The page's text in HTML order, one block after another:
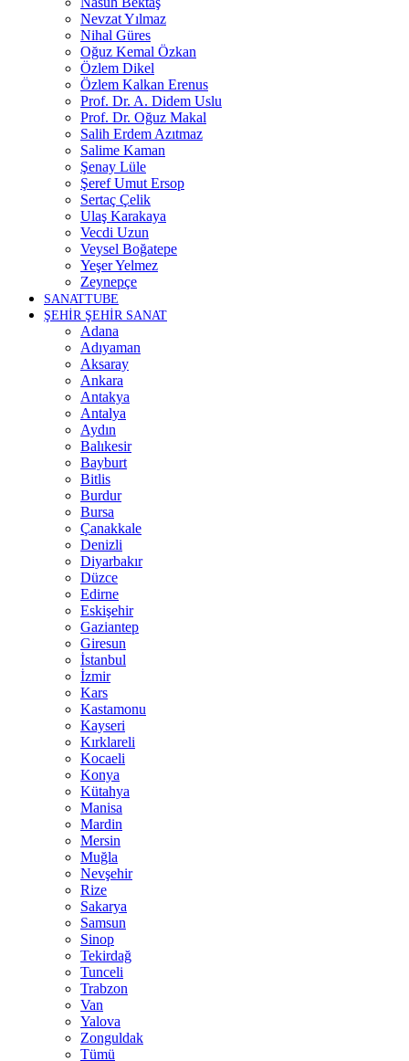
Nevzat Yılmaz
Nihal Güres
Oğuz Kemal Özkan
Özlem Dikel
Özlem Kalkan Erenus
Prof. Dr. A. Didem Uslu
Prof. Dr. Oğuz Makal
Salih Erdem Azıtmaz
Salime Kaman
Şenay Lüle
Şeref Umut Ersop
Sertaç Çelik
Ulaş Karakaya
Vecdi Uzun
Veysel Boğatepe
Yeşer Yelmez
Zeynepçe
SANATTUBE
ŞEHİR ŞEHİR SANAT
Adana
Adıyaman
Aksaray
Ankara
Antakya
Antalya
Aydın
Balıkesir
Bayburt
Bitlis
Burdur
Bursa
Çanakkale
Denizli
Diyarbakır
Düzce
Edirne
Eskişehir
Gaziantep
Giresun
İstanbul
İzmir
Kars
Kastamonu
Kayseri
Kırklareli
Kocaeli
Konya
Kütahya
Manisa
Mardin
Mersin
Muğla
Nevşehir
Rize
Sakarya
Samsun
Sinop
Tekirdağ
Tunceli
Trabzon
Van
Yalova
Zonguldak
Tümü